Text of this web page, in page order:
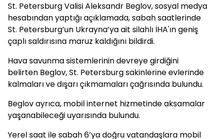
St. Petersburg Valisi Aleksandr Beglov, sosyal medya
hesabından yaptığı açıklamada, sabah saatlerinde
St. Petersburg’un Ukrayna’ya ait silahlı İHA'ın geniş
çaplı saldırısına maruz kaldığını bildirdi.
Hava savunma sistemlerinin devreye girdiğini
belirten Beglov, St. Petersburg sakinlerine evlerinde
kalmaları ve dışarı çıkmamaları çağrısında bulundu.
Beglov ayrıca, mobil internet hizmetinde aksamalar
yaşanabileceği uyarısında bulundu.
Yerel saat ile sabah 6’ya doğru vatandaşlara mobil